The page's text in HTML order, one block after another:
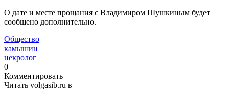
О дате и месте прощания с Владимиром Шушкиным будет
сообщено дополнительно.
Общество
камышин
некролог
0
Комментировать
Читать volgasib.ru в